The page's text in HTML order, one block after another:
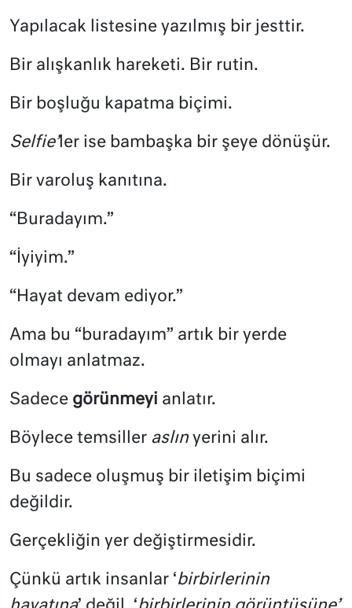
Yapılacak listesine yazılmış bir jesttir.
Bir alışkanlık hareketi. Bir rutin.
Bir boşluğu kapatma biçimi.
Selfie’ler ise bambaşka bir şeye dönüşür.
Bir varoluş kanıtına.
“Buradayım.”
“İyiyim.”
“Hayat devam ediyor.”
Ama bu “buradayım” artık bir yerde
olmayı anlatmaz.
Sadece görünmeyi anlatır.
Böylece temsiller aslın yerini alır.
Bu sadece oluşmuş bir iletişim biçimi
değildir.
Gerçekliğin yer değiştirmesidir.
Çünkü artık insanlar ‘birbirlerinin